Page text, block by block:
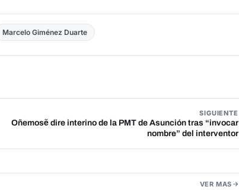
Marcelo Giménez Duarte
SIGUIENTE
Oñemosẽ dire interino de la PMT de Asunción tras “invocar
nombre” del interventor
VER MAS